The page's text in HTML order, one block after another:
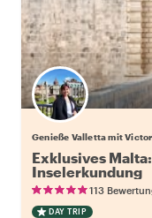
Genieße Valletta mit
Exklusives
Inselerkundung
113
DAY TRIP